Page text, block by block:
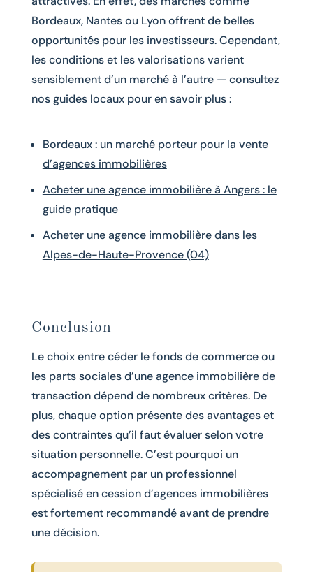
Bordeaux, Nantes ou Lyon offrent de belles
opportunités pour les investisseurs. Cependant,
les conditions et les valorisations varient
sensiblement d’un marché à l’autre — consultez
nos guides locaux pour en savoir plus :
Bordeaux : un marché porteur pour la vente
d’agences immobilières
Acheter une agence immobilière à Angers : le
guide pratique
Acheter une agence immobilière dans les
Alpes-de-Haute-Provence (04)
Conclusion
Le choix entre céder le fonds de commerce ou
les parts sociales d’une agence immobilière de
transaction dépend de nombreux critères. De
plus, chaque option présente des avantages et
des contraintes qu’il faut évaluer selon votre
situation personnelle. C’est pourquoi un
accompagnement par un professionnel
spécialisé en cession d’agences immobilières
est fortement recommandé avant de prendre
une décision.